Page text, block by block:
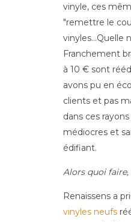
vinyle, ces
"remettre le
vinyles...Quelle
Franchement
à 10 € sont
avons pu en
clients et pas
dans ces
médiocres et
édifiant.
Alors quoi
Renaissens a
vinyles neufs